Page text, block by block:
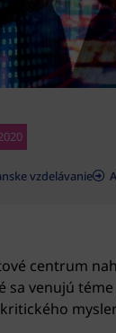
vzdelávanie
centrum
sa venujú